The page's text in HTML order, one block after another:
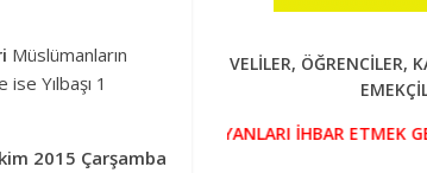
Müslümanların
Yılbaşı 1
2015 Çarşamba
VELİLER, ÖĞRENCİLER,
ALINTERİ, EMEK; OLMAYANLARI İHBAR ETMEK